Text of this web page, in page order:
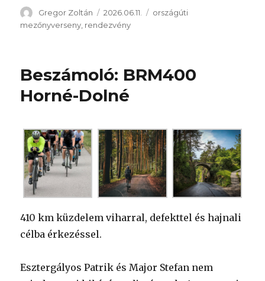
Szerző
Gregor Zoltán Közzétéve
2026.06.11. Kategória
országúti
mezőnyverseny rendezvény
Beszámoló: BRM400
Horné-Dolné
410 km küzdelem viharral, defekttel és hajnali
célba érkezéssel.
Esztergályos Patrik és Major Stefan nem